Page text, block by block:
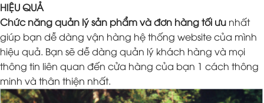
HIỆU QUẢ
Chức năng quản lý sản phẩm và đơn hàng tối ưu nhất
giúp bạn dễ dàng vận hàng hệ thống website của mình
hiệu quả. Bạn sẽ dễ dàng quản lý khách hàng và mọi
thông tin liên quan đến cửa hàng của bạn 1 cách thông
minh và thân thiện nhất.